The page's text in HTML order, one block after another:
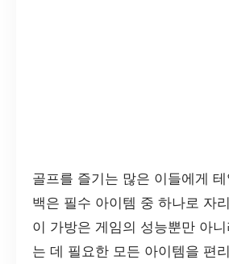
골프를 즐기는 많은 이들에게
백은 필수 아이템 중 하나로 자
이 가방은 게임의 성능뿐만 아
는 데 필요한 모든 아이템을 편